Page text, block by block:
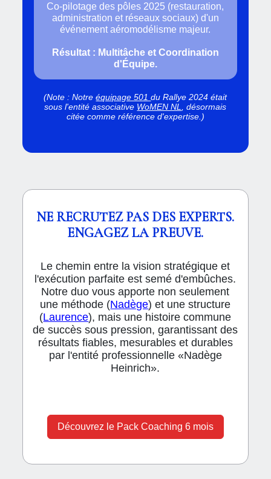
Co-pilotage des pôles 2025 (restauration,
administration et réseaux sociaux) d'un
événement aéromodélisme majeur.
Résultat : Multitâche et Coordination
d'Équipe.
(Note : Notreéquipage 501du Rallye 2024 était
sous l'entité associative WoMEN NL
, désormais
citée comme référence d'expertise.)
NE RECRUTEZ PAS DES EXPERTS.
ENGAGEZ LA PREUVE.
Le chemin entre la vision stratégique et
l'exécution parfaite est semé d'embûches.
Notre duo vous apporte non seulement
une méthode (Nadège) et une structure
(Laurence), mais une histoire commune
de succès sous pression, garantissant des
résultats fiables, mesurables et durables
par l'entité professionnelle «Nadège
Heinrich».
Découvrez le Pack Coaching 6 mois